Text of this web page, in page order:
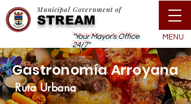
Municipal Government of
STREAM
"Your Mayor's Office
24/7"
MENU
Gastronomía Arroyana
Ruta Urbana